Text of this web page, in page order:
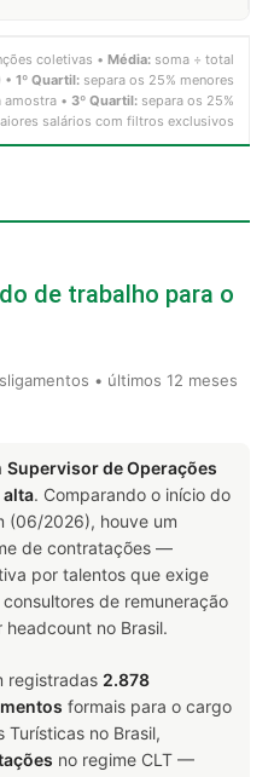
coletivas • Média: soma ÷ total
• 1º Quartil: separa os 25% menores
amostra • 3º Quartil: separa os 25%
salários com filtros exclusivos
de trabalho para o
• últimos 12 meses
Supervisor de Operações
alta. Comparando o início do
(06/2026), houve um
de contratações —
por talentos que exige
de remuneração
no Brasil.
registradas 2.878
formais para o cargo
no Brasil,
no regime CLT —